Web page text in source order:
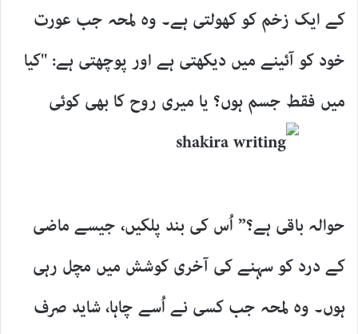
کے ایک زخم کو کھولتی ہے۔ وہ لمحہ جب عورت
خود کو آئینے میں دیکھتی ہے اور پوچھتی ہے: "کیا
میں فقط جسم ہوں؟ یا میری روح کا بھی کوئی
حوالہ باقی ہے؟” اُس کی بند پلکیں، جیسے ماضی
کے درد کو سہنے کی آخری کوشش میں مچل رہی
ہوں۔ وہ لمحہ جب کسی نے اُسے چاہا، شاید صرف